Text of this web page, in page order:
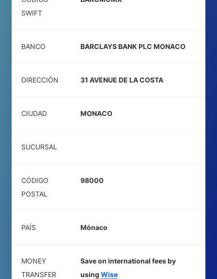
SWIFT
BANCO BARCLAYS BANK PLC MONACO
DIRECCIÓN 31 AVENUE DE LA COSTA
CIUDAD MONACO
SUCURSAL
CÓDIGO
POSTAL
98000
PAÍS Mónaco
MONEY
TRANSFER
Save on international fees by
using Wise